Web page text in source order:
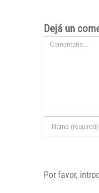
Dejá un
Comentario
Por favor,